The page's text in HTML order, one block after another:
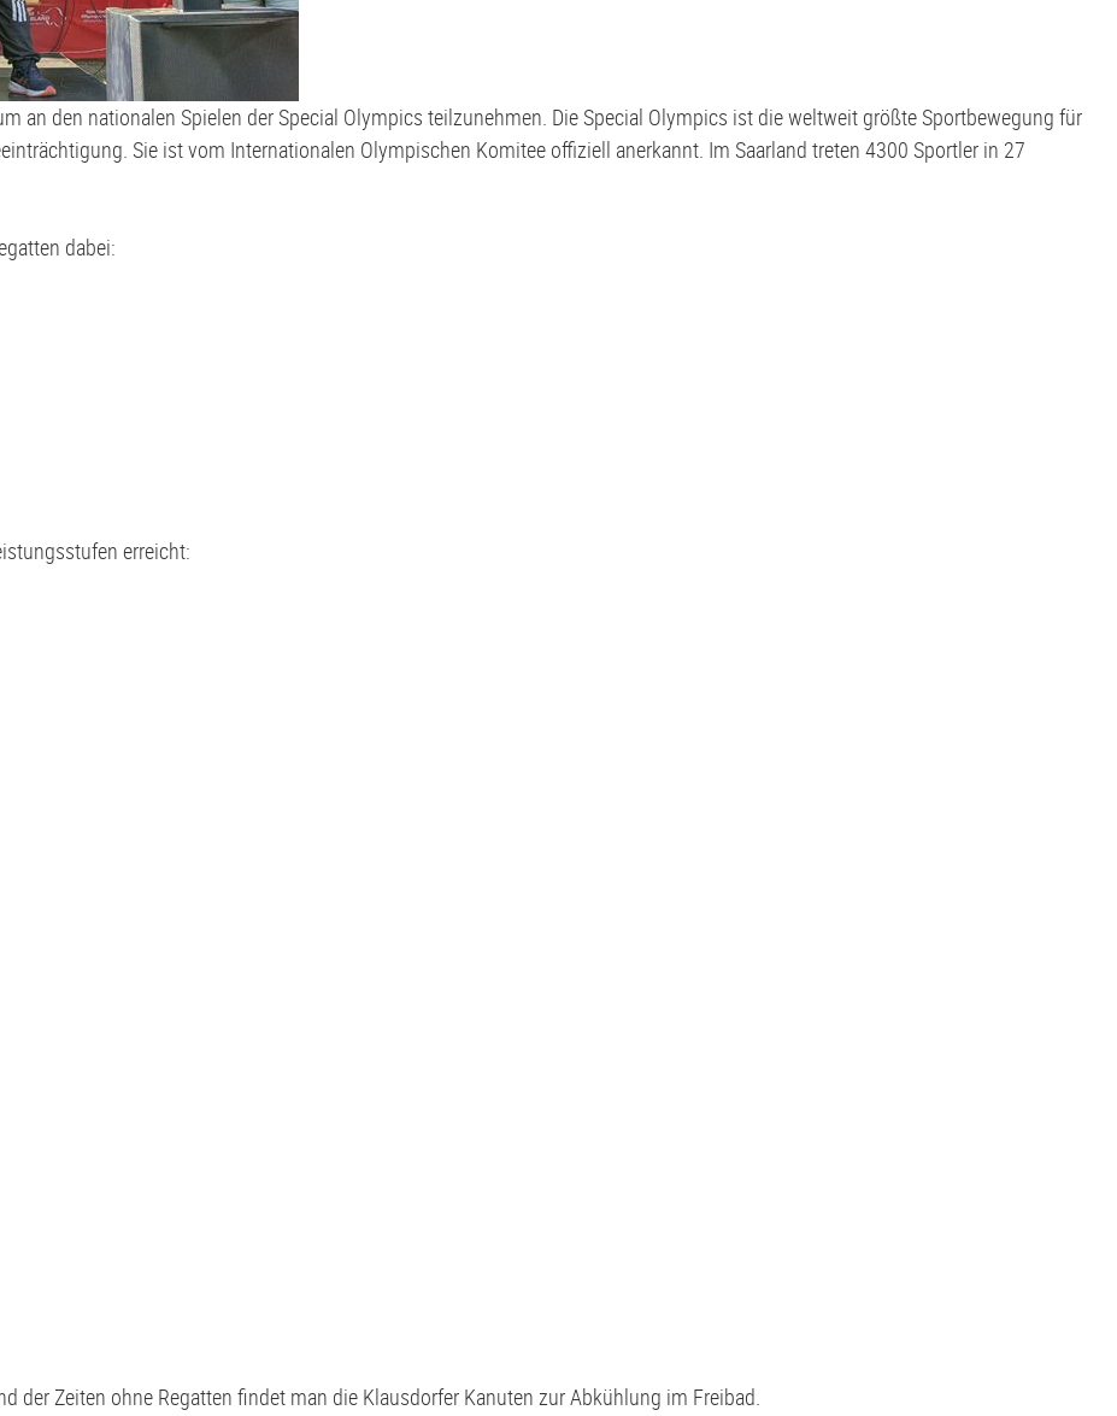
an den nationalen Spielen der Special Olympics teilzunehmen. Die Special Olympics ist die weltweit größte Sportbewegung für
Sie ist vom Internationalen Olympischen Komitee offiziell anerkannt. Im Saarland treten 4300 Sportler in 27
dabei:
erreicht:
der Zeiten ohne Regatten findet man die Klausdorfer Kanuten zur Abkühlung im Freibad.